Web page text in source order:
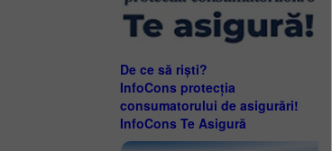
De ce să riști?
InfoCons protecția
consumatorului de asigurări!
InfoCons Te Asigură